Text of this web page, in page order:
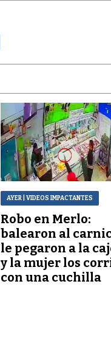
AYER | VIDEOS IMPACTANTES
Robo en Merlo:
balearon al
le pegaron a la
y la mujer los
con una cuchilla